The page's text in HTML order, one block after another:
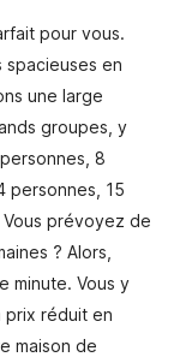
pour vous.
spacieuses en
une large
groupes, y
8
personnes, 15
prévoyez de
? Alors,
minute. Vous y
prix réduit en
maison de